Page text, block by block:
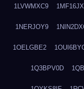
1LVWMXC9
1NERJOY9
1OELGBE2
1Q3BPV0D